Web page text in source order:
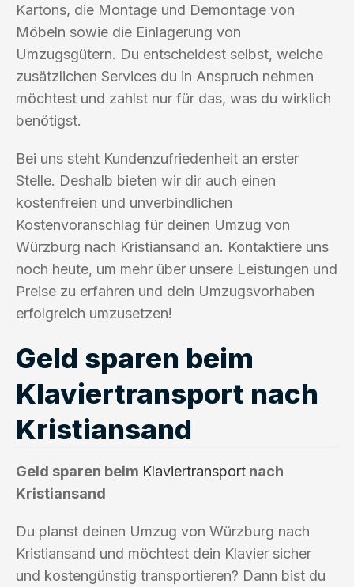
Kartons, die Montage und Demontage von
Möbeln sowie die Einlagerung von
Umzugsgütern. Du entscheidest selbst, welche
zusätzlichen Services du in Anspruch nehmen
möchtest und zahlst nur für das, was du wirklich
benötigst.
Bei uns steht Kundenzufriedenheit an erster
Stelle. Deshalb bieten wir dir auch einen
kostenfreien und unverbindlichen
Kostenvoranschlag für deinen Umzug von
Würzburg nach Kristiansand an. Kontaktiere uns
noch heute, um mehr über unsere Leistungen und
Preise zu erfahren und dein Umzugsvorhaben
erfolgreich umzusetzen!
Geld sparen beim
Klaviertransport nach
Kristiansand
Geld sparen beim Klaviertransport nach
Kristiansand
Du planst deinen Umzug von Würzburg nach
Kristiansand und möchtest dein Klavier sicher
und kostengünstig transportieren? Dann bist du